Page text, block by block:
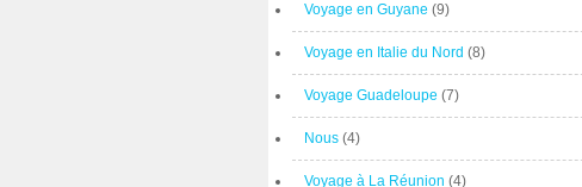
Voyage en Guyane (9)
Voyage en Italie du Nord (8)
Voyage Guadeloupe (7)
Nous (4)
Voyage à La Réunion (4)